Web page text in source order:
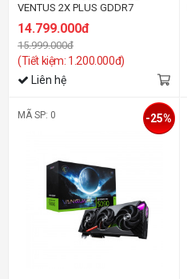
VENTUS 2X PLUS GDDR7
14.799.000đ
15.999.000đ
(Tiết kiệm: 1.200.000đ)
Liên hệ
MÃ SP: 0 -25%